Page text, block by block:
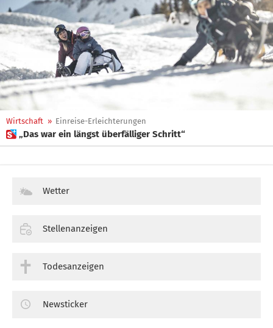
Wirtschaft » Einreise-Erleichterungen
 „Das war ein längst überfälliger Schritt“
Wetter
Stellenanzeigen
Todesanzeigen
Newsticker